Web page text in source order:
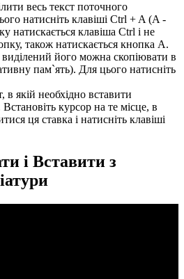
весь текст поточного
натисніть клавіші Ctrl + A (A -
натискається клавіша Ctrl і не
також натискається кнопка A.
виділений його можна скопіювати в
пам`ять). Для цього натисніть
в якій необхідно вставити
курсор на те місце, в
ця ставка і натисніть клавіші
і Вставити з